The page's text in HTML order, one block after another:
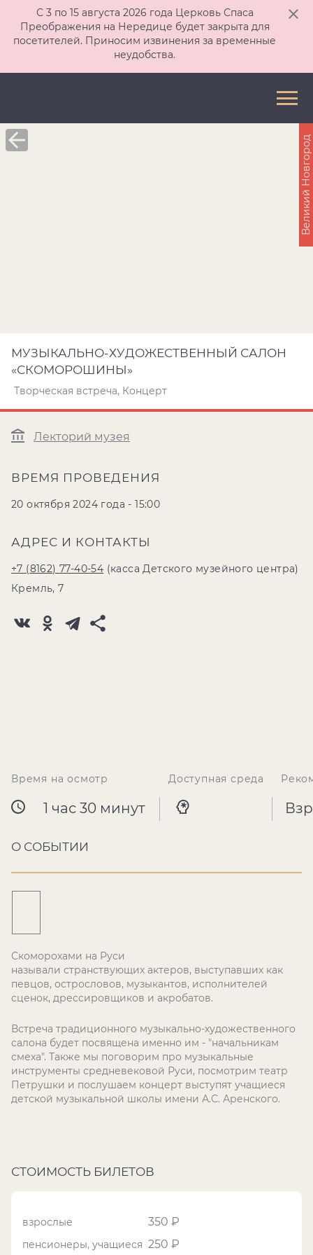
С 3 по 15 августа 2026 года Церковь Спаса
Преображения на Нередице будет закрыта для
посетителей. Приносим извинения за временные
неудобства.
МУЗЫКАЛЬНО-ХУДОЖЕСТВЕННЫЙ САЛОН
«СКОМОРОШИНЫ»
Творческая встреча, Концерт
Лекторий музея
ВРЕМЯ ПРОВЕДЕНИЯ
20 октября 2024 года - 15:00
АДРЕС И КОНТАКТЫ
+7 (8162) 77-40-54 (касса Детского музейного центра)
Кремль, 7
Великий Новгород
Время на осмотр
1 час 30 минут
Доступная среда
О СОБЫТИИ
Скоморохами на Руси
называли странствующих актеров, выступавших как
певцов, острословов, музыкантов, исполнителей
сценок, дрессировщиков и акробатов.
Встреча традиционного музыкально-художественного
салона будет посвящена именно им - "начальникам
смеха". Также мы поговорим про музыкальные
инструменты средневековой Руси, посмотрим театр
Петрушки и послушаем концерт выступят учащиеся
детской музыкальной школы имени А.С. Аренского.
СТОИМОСТЬ БИЛЕТОВ
взрослые 350 ₽
пенсионеры, учащиеся 250 ₽